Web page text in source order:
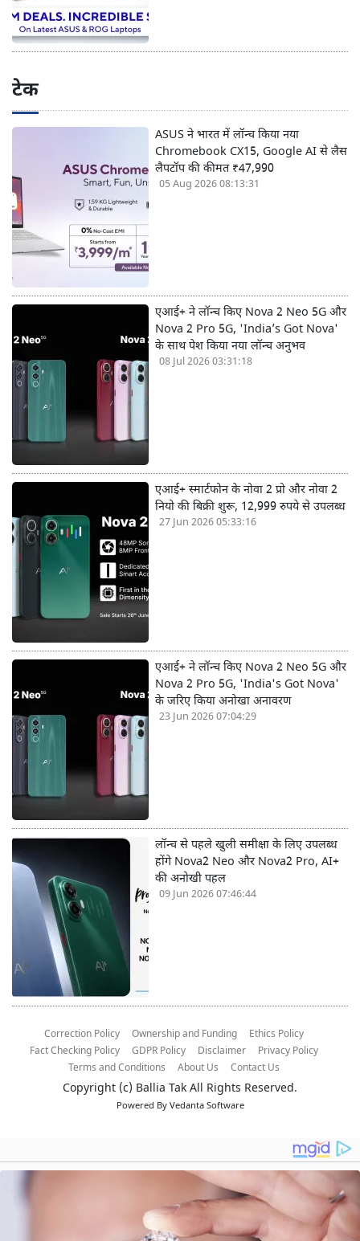
टेक
ASUS ने भारत में लॉन्च किया नया
Chromebook CX15, Google AI से लैस
लैपटॉप की कीमत ₹47,990
05 Aug 2026 08:13:31
एआई+ ने लॉन्च किए Nova 2 Neo 5G और
Nova 2 Pro 5G, 'India’s Got Nova'
के साथ पेश किया नया लॉन्च अनुभव
08 Jul 2026 03:31:18
एआई+ स्मार्टफोन के नोवा 2 प्रो और नोवा 2
नियो की बिक्री शुरू, 12,999 रुपये से उपलब्ध
27 Jun 2026 05:33:16
एआई+ ने लॉन्च किए Nova 2 Neo 5G और
Nova 2 Pro 5G, 'India's Got Nova'
के जरिए किया अनोखा अनावरण
23 Jun 2026 07:04:29
लॉन्च से पहले खुली समीक्षा के लिए उपलब्ध
होंगे Nova2 Neo और Nova2 Pro, AI+
की अनोखी पहल
09 Jun 2026 07:46:44
Correction Policy Ownership and Funding
Ethics Policy
Fact Checking Policy
GDPR Policy Disclaimer
Privacy Policy
Terms and Conditions
About Us Contact Us
Copyright (c) Ballia Tak All Rights Reserved.
Powered By Vedanta Software